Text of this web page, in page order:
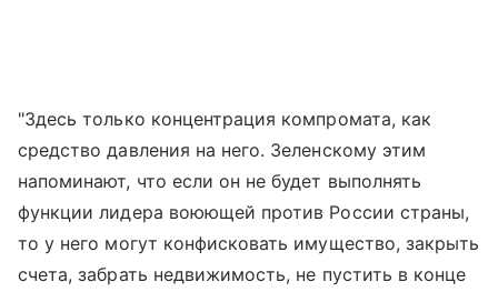
"Здесь только концентрация компромата, как
средство давления на него. Зеленскому этим
напоминают, что если он не будет выполнять
функции лидера воюющей против России страны,
то у него могут конфисковать имущество, закрыть
счета, забрать недвижимость, не пустить в конце